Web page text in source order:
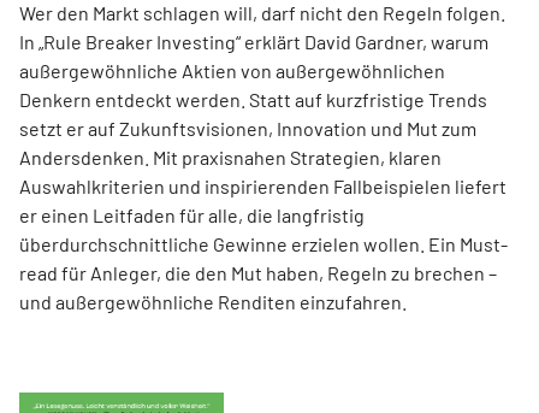
Wer den Markt schlagen will, darf nicht den Regeln folgen.
In „Rule Breaker Investing“ erklärt David Gardner, warum
außergewöhnliche Aktien von außer­gewöhnlichen
Denkern entdeckt werden. Statt auf kurzfristige Trends
setzt er auf Zukunftsvisionen, Innovation und Mut zum
Andersdenken. Mit praxisnahen Strategien, klaren
Auswahlkriterien und inspirierenden Fallbeispielen liefert
er einen Leit­faden für alle, die langfristig
überdurchschnittliche Gewinne erzielen wollen. Ein Must-
read für Anleger, die den Mut haben, Regeln zu brechen –
und außergewöhnliche Renditen einzufahren.